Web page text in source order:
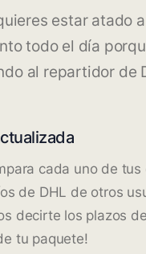
estar atado
todo el día
al repartidor de
cada uno de tus
de DHL de otros
decirte los plazos
tu paquete!